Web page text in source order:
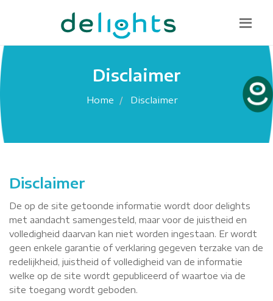
085 130 1482
info@delights.nu
Disclaimer
Home Disclaimer
Disclaimer
De op de site getoonde informatie wordt door delights
met aandacht samengesteld, maar voor de juistheid en
volledigheid daarvan kan niet worden ingestaan. Er wordt
geen enkele garantie of verklaring gegeven terzake van de
redelijkheid, juistheid of volledigheid van de informatie
welke op de site wordt gepubliceerd of waartoe via de
site toegang wordt geboden.